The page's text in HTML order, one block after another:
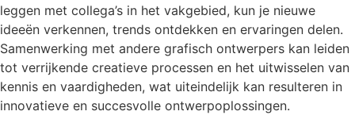
leggen met collega’s in het vakgebied, kun je nieuwe
ideeën verkennen, trends ontdekken en ervaringen delen.
Samenwerking met andere grafisch ontwerpers kan leiden
tot verrijkende creatieve processen en het uitwisselen van
kennis en vaardigheden, wat uiteindelijk kan resulteren in
innovatieve en succesvolle ontwerpoplossingen.